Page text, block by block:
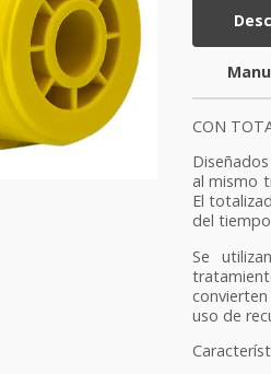
CON
al mismo
El
del
Se
uso de